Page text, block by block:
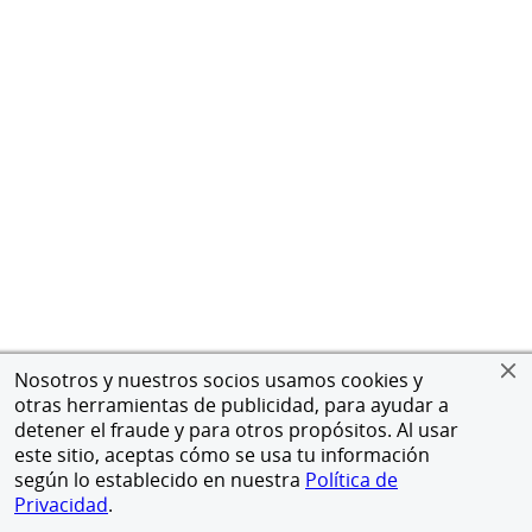
Nosotros y nuestros socios usamos cookies y
otras herramientas de publicidad, para ayudar a
detener el fraude y para otros propósitos. Al usar
este sitio, aceptas cómo se usa tu información
según lo establecido en nuestra Política de
Privacidad.